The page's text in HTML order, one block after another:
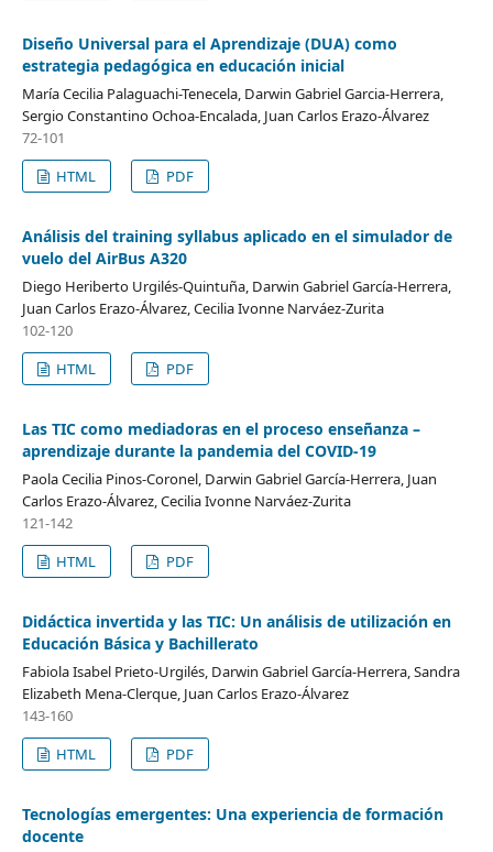
Diseño Universal para el Aprendizaje (DUA) como
estrategia pedagógica en educación inicial
María Cecilia Palaguachi-Tenecela, Darwin Gabriel Garcia-Herrera,
Sergio Constantino Ochoa-Encalada, Juan Carlos Erazo-Álvarez
72-101
HTML
PDF
Análisis del training syllabus aplicado en el simulador de
vuelo del AirBus A320
Diego Heriberto Urgilés-Quintuña, Darwin Gabriel García-Herrera,
Juan Carlos Erazo-Álvarez, Cecilia Ivonne Narváez-Zurita
102-120
HTML
PDF
Las TIC como mediadoras en el proceso enseñanza –
aprendizaje durante la pandemia del COVID-19
Paola Cecilia Pinos-Coronel, Darwin Gabriel García-Herrera, Juan
Carlos Erazo-Álvarez, Cecilia Ivonne Narváez-Zurita
121-142
HTML
PDF
Didáctica invertida y las TIC: Un análisis de utilización en
Educación Básica y Bachillerato
Fabiola Isabel Prieto-Urgilés, Darwin Gabriel García-Herrera, Sandra
Elizabeth Mena-Clerque, Juan Carlos Erazo-Álvarez
143-160
HTML
PDF
Tecnologías emergentes: Una experiencia de formación
docente